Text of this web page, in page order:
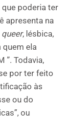
que poderia ter
apresenta na
queer, lésbica,
quem ela
”. Todavia,
por ter feito
às
ou do
ou